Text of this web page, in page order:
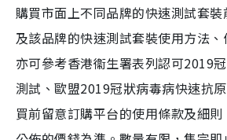
購買市面上不同品牌的快速測試套
及該品牌的快速測試套裝使用方法
亦可參考香港衞生署表列認可2019
測試、歐盟2019冠狀病毒病快速抗
買前留意訂購平台的使用條款及細